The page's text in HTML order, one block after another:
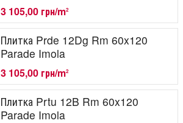
3 105,00 грн/m2
Плитка Prde 12Dg Rm 60x120
Parade Imola
3 105,00 грн/m2
Плитка Prtu 12B Rm 60x120
Parade Imola